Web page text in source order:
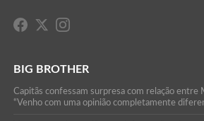
BIG BROTHER
Capitãs confessam surpresa com relação entre
“Venho com uma opinião completamente